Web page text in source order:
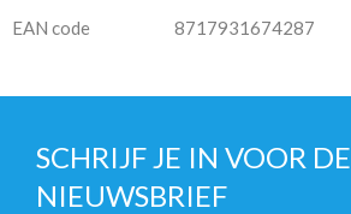
EAN code
8717931674287
SCHRIJF JE IN VOOR DE
NIEUWSBRIEF